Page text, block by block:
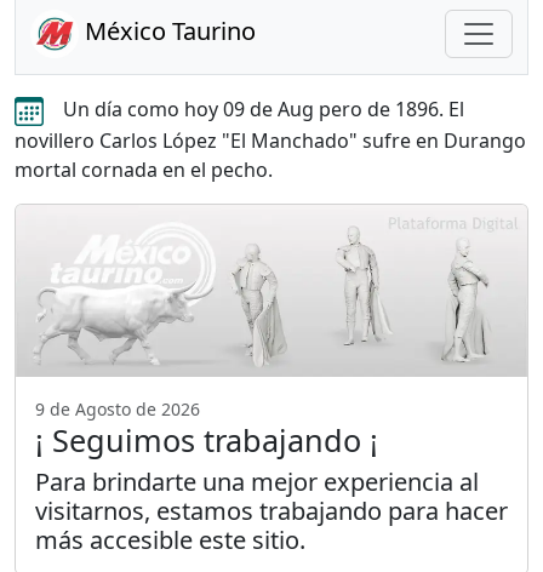
México Taurino
Un día como hoy 09 de Aug pero de 1896. El
novillero Carlos López "El Manchado" sufre en Durango
mortal cornada en el pecho.
9 de Agosto de 2026
¡ Seguimos trabajando ¡
Para brindarte una mejor experiencia al
visitarnos, estamos trabajando para hacer
más accesible este sitio.